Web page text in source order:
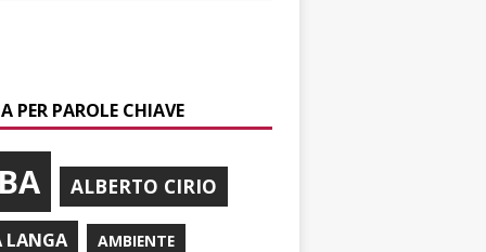
PER PAROLE CHIAVE
ALBERTO CIRIO
LANGA AMBIENTE